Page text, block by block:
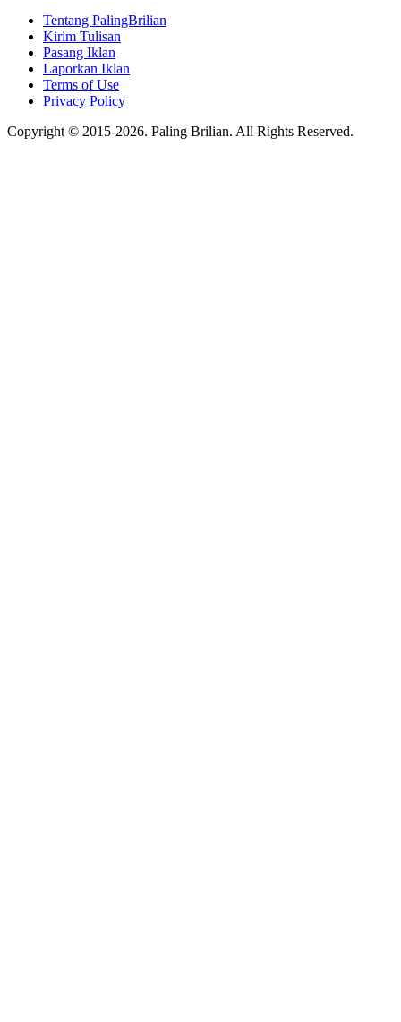
Tentang PalingBrilian
Kirim Tulisan
Pasang Iklan
Laporkan Iklan
Terms of Use
Privacy Policy
Copyright © 2015-2026. Paling Brilian. All Rights Reserved.